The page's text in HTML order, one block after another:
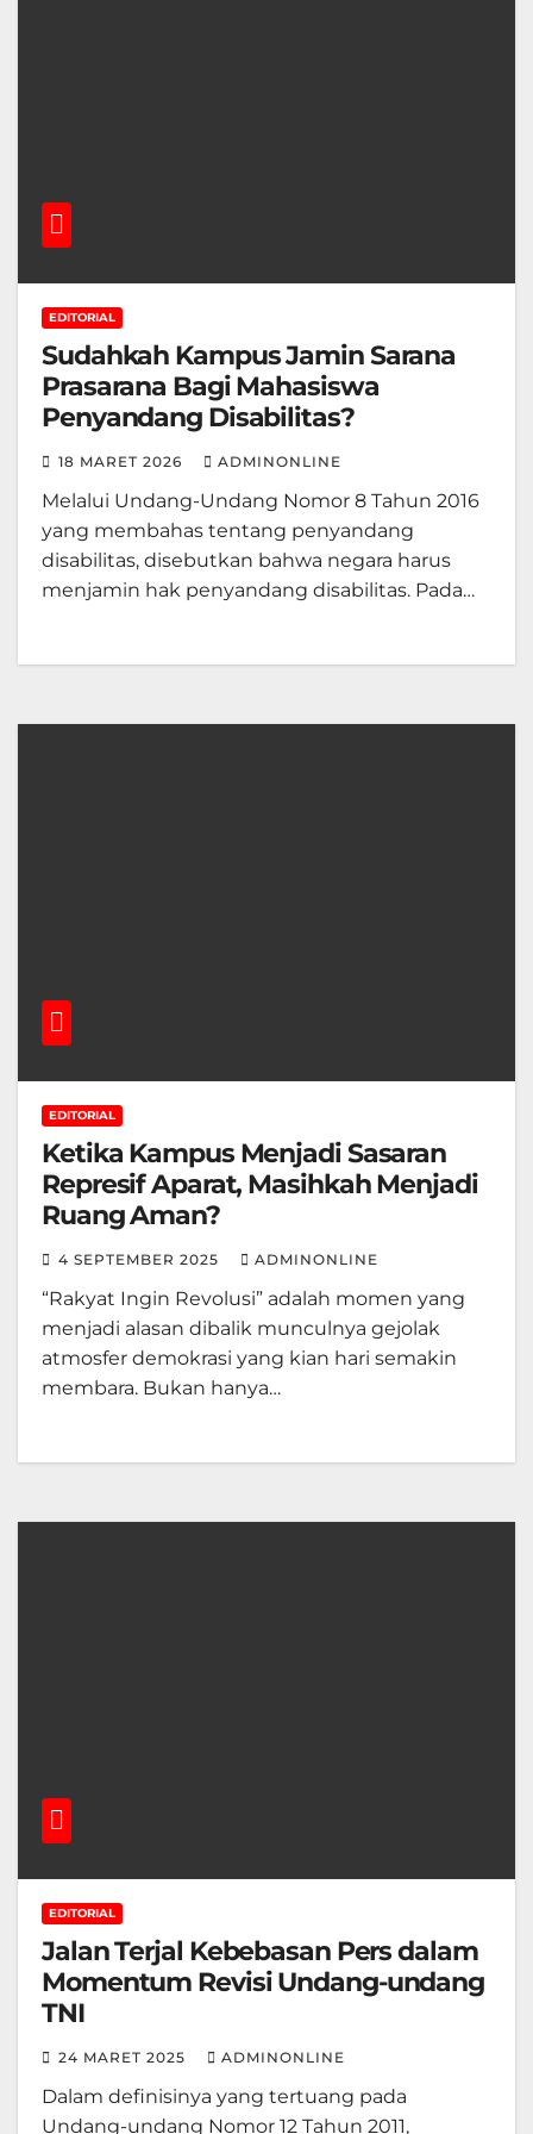
EDITORIAL
Sudahkah Kampus Jamin Sarana
Prasarana Bagi Mahasiswa
Penyandang Disabilitas?
18 MARET 2026 ADMINONLINE
Melalui Undang-Undang Nomor 8 Tahun 2016
yang membahas tentang penyandang
disabilitas, disebutkan bahwa negara harus
menjamin hak penyandang disabilitas. Pada…
EDITORIAL
Ketika Kampus Menjadi Sasaran
Represif Aparat, Masihkah Menjadi
Ruang Aman?
4 SEPTEMBER 2025 ADMINONLINE
“Rakyat Ingin Revolusi” adalah momen yang
menjadi alasan dibalik munculnya gejolak
atmosfer demokrasi yang kian hari semakin
membara. Bukan hanya…
EDITORIAL
Jalan Terjal Kebebasan Pers dalam
Momentum Revisi Undang-undang
TNI
24 MARET 2025 ADMINONLINE
Dalam definisinya yang tertuang pada
Undang-undang Nomor 12 Tahun 2011,